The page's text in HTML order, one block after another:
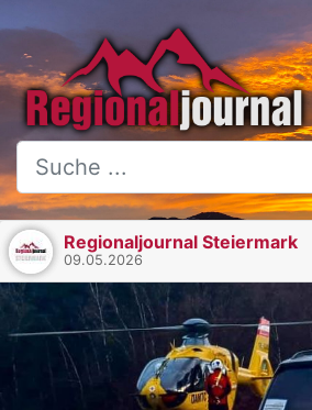
Regionaljournal Steiermark
09.05.2026